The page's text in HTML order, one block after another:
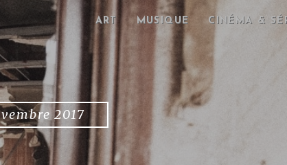
ART MUSIQUE CINÉMA &
2017